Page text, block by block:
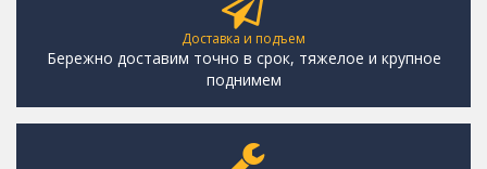
Доставка и подъем
Бережно доставим точно в срок, тяжелое и крупное
поднимем